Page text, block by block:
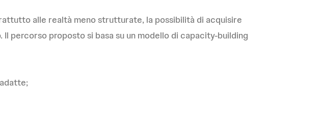
alle realtà meno strutturate, la possibilità di acquisire
percorso proposto si basa su un modello di capacity-building